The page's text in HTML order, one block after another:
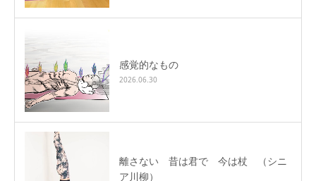
感覚的なもの
2026.06.30
離さない 昔は君で 今は杖 （シニ
ア川柳）